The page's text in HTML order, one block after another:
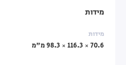
מידות
מידות
70.6 × 116.3 × 98.3 מ"מ